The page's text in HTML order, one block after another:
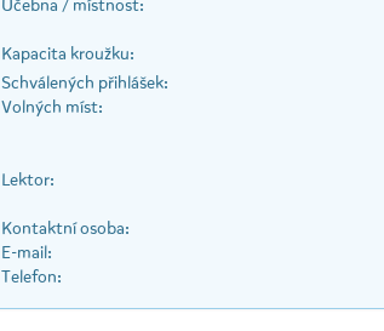
Učebna / místnost:
Kapacita kroužku:
Schválených přihlášek:
Volných míst:
Lektor:
Kontaktní osoba:
E-mail:
Telefon: